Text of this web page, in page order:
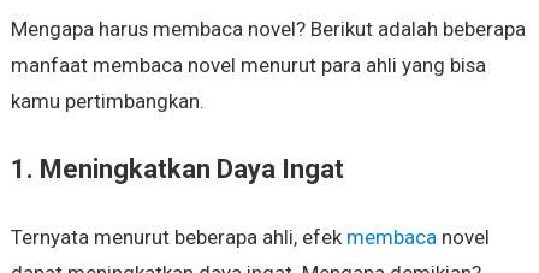
Mengapa harus membaca novel? Berikut adalah beberapa
manfaat membaca novel menurut para ahli yang bisa
kamu pertimbangkan.
1. Meningkatkan Daya Ingat
Ternyata menurut beberapa ahli, efek membacanovel